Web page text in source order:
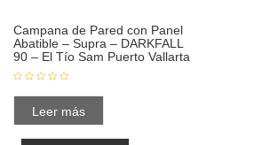
Campana de Pared con Panel
Abatible – Supra – DARKFALL
90 – El Tío Sam Puerto Vallarta
Leer más